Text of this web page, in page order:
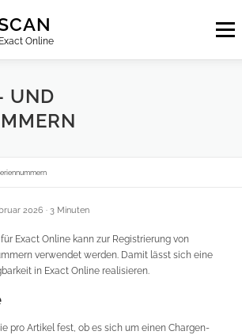
Online
Menu
FAQ
UND
2026 · 3 Minuten
Exact Online kann zur Registrierung von
verwendet werden. Damit lässt sich eine
in Exact Online realisieren.
pro Artikel fest, ob es sich um einen Chargen-